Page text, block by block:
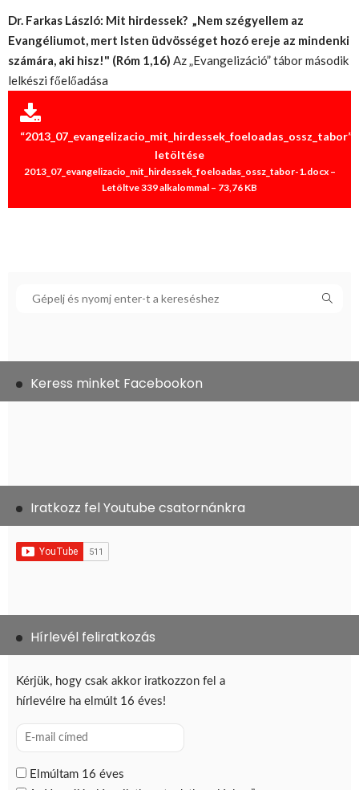
Dr. Farkas László: Mit hirdessek? „Nem szégyellem az
Evangéliumot, mert Isten üdvösséget hozó ereje az mindenki
számára, aki hisz!" (Róm 1,16) Az „Evangelizáció” tábor második
lelkészi főelőadása
“2013_07_evangelizacio_mit_hirdessek_foeloadas_ossz_tabor”
letöltése
2013_07_evangelizacio_mit_hirdessek_foeloadas_ossz_tabor-1.docx –
Letöltve 339 alkalommal – 73,76 KB
Keress minket Facebookon
Iratkozz fel Youtube csatornánkra
Hírlevél feliratkozás